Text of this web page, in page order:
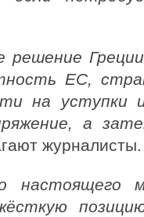
решение
ЕС,
на уступки
а
журналисты.
настоящего